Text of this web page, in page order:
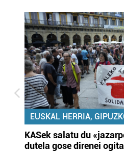
EUSKAL HERRIA,
KASek salatu du
dutela gose direnei